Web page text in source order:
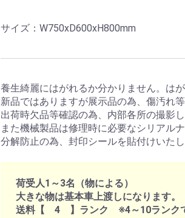
サイズ：W750xD600xH800mm
養生綺麗にはがれるか分かりません。は
新品ではありますが展示品の為、傷汚れ
出荷時欠品等確認の為、内部各所の撮影し
また機械製品は修理時に必要なシリアル
分解防止の為、封印シールを貼付けいたし
荷受人1～3名（物による）
大きな物は基本車上渡しになります。
送料【 4 】ランク ※4～10ランクで